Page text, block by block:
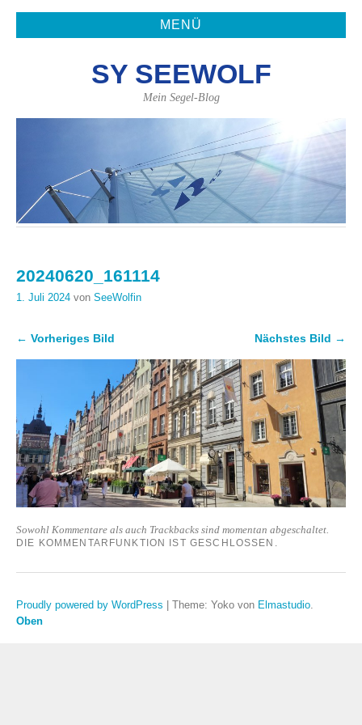
MENÜ
SY SEEWOLF
Mein Segel-Blog
20240620_161114
1. Juli 2024 von SeeWolfin
← Vorheriges Bild Nächstes Bild →
Sowohl Kommentare als auch Trackbacks sind momentan abgeschaltet.
DIE KOMMENTARFUNKTION IST GESCHLOSSEN.
Proudly powered by WordPress Theme: Yoko von Elmastudio.
Oben